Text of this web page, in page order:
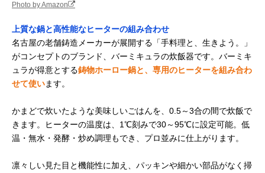
Photo by Amazon
上質な鍋と高性能なヒーターの組み合わせ
名古屋の老舗鋳造メーカーが展開する「手料理と、生きよう。」
がコンセプトのブランド、バーミキュラの炊飯器です。バーミキ
ュラが得意とする鋳物ホーロー鍋と、専用のヒーターを組み合わ
せて使います。
かまどで炊いたような美味しいごはんを、0.5～3合の間で炊飯で
きます。ヒーターの温度は、1℃刻みで30～95℃に設定可能。低
温・無水・発酵・炒め調理もでき、プロ並みに仕上がります。
凛々しい見た目と機能性に加え、パッキンや細かい部品がなく掃